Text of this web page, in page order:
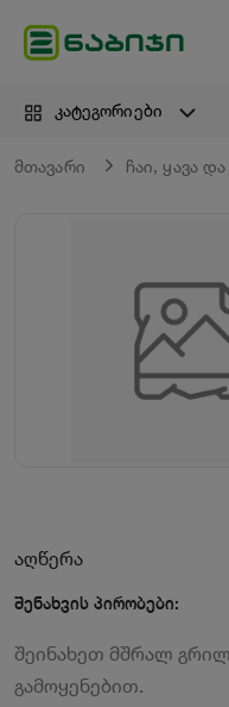
კატეგორიები
მთავარი ჩაი, ყავა და
აღწერა
შენახვის პირობები:
შეინახეთ მშრალ
გამოყენებით.